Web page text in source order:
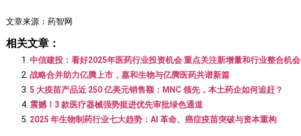
文章来源：药智网
相关文章：
中信建投：看好2025年医药行业投资机会 重点关注新增量和行业整合机会
战略合并助力亿腾上市，嘉和生物与亿腾医药共谱新篇
5 大疫苗产品近 250 亿美元销售额：MNC 领先，本土药企如何追赶？
震撼！3 款医疗器械强势挺进优先审批绿色通道
2025 年生物制药行业七大趋势：AI 革命、癌症疫苗突破与资本重构